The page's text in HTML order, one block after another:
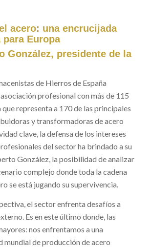
acero: una encrucijada
Europa
González, presidente de la
de Hierros de España
profesional con más de 115
representa a 170 de las principales
y transformadoras de acero
clave, la defensa de los intereses
del sector ha brindado a su
González, la posibilidad de analizar
complejo donde toda la cadena
se está jugando su supervivencia.
el sector enfrenta desafíos a
Es en este último donde, las
nos enfrentamos a una
mundial de producción de acero